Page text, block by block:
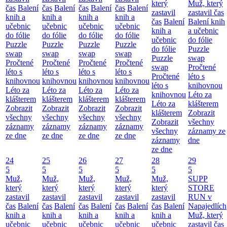
čas Balení
knih a
učebnic
do fólie
Puzzle
swap
Pročtené
léto s
knihovnou
Léto za
klášterem
Zobrazit
všechny
záznamy
ze dne
čas Balení
knih a
učebnic
do fólie
Puzzle
swap
Pročtené
léto s
knihovnou
Léto za
klášterem
Zobrazit
všechny
záznamy
ze dne
čas Balení
knih a
učebnic
do fólie
Puzzle
swap
Pročtené
léto s
knihovnou
Léto za
klášterem
Zobrazit
všechny
záznamy
ze dne
čas Balení
knih a
učebnic
do fólie
Puzzle
swap
Pročtené
léto s
knihovnou
Léto za
klášterem
Zobrazit
všechny
záznamy
ze dne
který
zastavil
čas Balení
knih a
učebnic
do fólie
Puzzle
swap
Pročtené
léto s
knihovnou
Léto za
klášterem
Zobrazit
všechny
záznamy
ze dne
Muž, který
zastavil čas
Balení knih
a učebnic
do fólie
Puzzle
swap
Pročtené
léto s
knihovnou
Léto za
klášterem
Zobrazit
všechny
záznamy ze
dne
24
5
Muž,
který
zastavil
čas Balení
knih a
učebnic
25
5
Muž,
který
zastavil
čas Balení
knih a
učebnic
26
5
Muž,
který
zastavil
čas Balení
knih a
učebnic
27
5
Muž,
který
zastavil
čas Balení
knih a
učebnic
28
5
Muž,
který
zastavil
čas Balení
knih a
učebnic
29
5
SUPP
STORE
RUN v
Napajedlích
Muž, který
zastavil čas